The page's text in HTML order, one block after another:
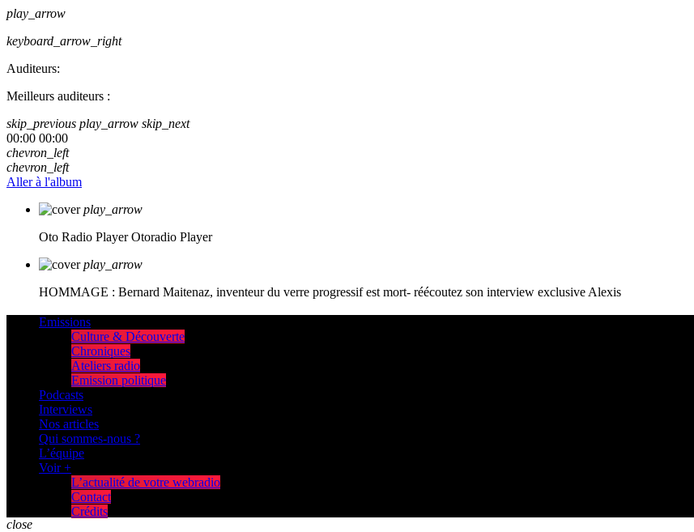
play_arrow
keyboard_arrow_right
Auditeurs:
Meilleurs auditeurs :
skip_previous play_arrow skip_next
00:00 00:00
chevron_left
chevron_left
Aller à l'album
play_arrow
Oto Radio Player Otoradio Player
play_arrow
HOMMAGE : Bernard Maitenaz, inventeur du verre progressif est mort- réécoutez son interview exclusive Alexis
Emissions
Culture & Découverte
Chroniques
Ateliers radio
Emission politique
Podcasts
Interviews
Nos articles
Qui sommes-nous ?
L’équipe
Voir +
L’actualité de votre webradio
Contact
Crédits
close